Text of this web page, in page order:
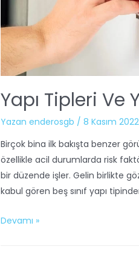
Yapı Tipleri Ve
Yazan enderosgb / 8 Kasım 2022
Birçok bina ilk bakışta benzer
özellikle acil durumlarda risk
bir düzende işler. Gelin birlikte
kabul gören beş sınıf yapı
Devamı »